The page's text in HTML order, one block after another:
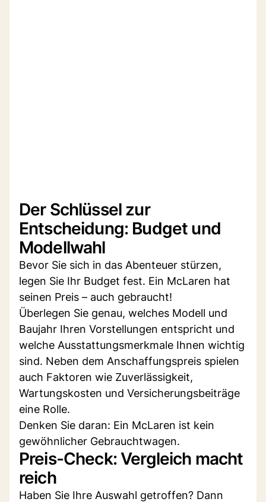
Der Schlüssel zur
Entscheidung: Budget und
Modellwahl
Bevor Sie sich in das Abenteuer stürzen,
legen Sie Ihr Budget fest. Ein McLaren hat
seinen Preis – auch gebraucht!
Überlegen Sie genau, welches Modell und
Baujahr Ihren Vorstellungen entspricht und
welche Ausstattungsmerkmale Ihnen wichtig
sind. Neben dem Anschaffungspreis spielen
auch Faktoren wie Zuverlässigkeit,
Wartungskosten und Versicherungsbeiträge
eine Rolle.
Denken Sie daran: Ein McLaren ist kein
gewöhnlicher Gebrauchtwagen.
Preis-Check: Vergleich macht
reich
Haben Sie Ihre Auswahl getroffen? Dann